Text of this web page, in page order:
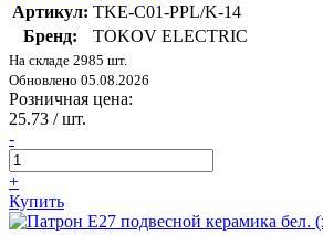
Артикул: TKE-C01-PPL/K-14
Бренд:
TOKOV ELECTRIC
На складе 2985 шт.
Обновлено 05.08.2026
Розничная цена:
25.73 / шт.
-
+
Купить